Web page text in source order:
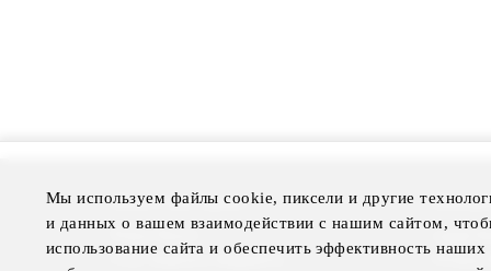
More Information
Press Room
Four Seasons Magazine
Legal
Privacy
Мы используем файлы cookie, пиксели и другие
и данных о вашем взаимодействии с нашим сайтом,
использование сайта и обеспечить эффективность